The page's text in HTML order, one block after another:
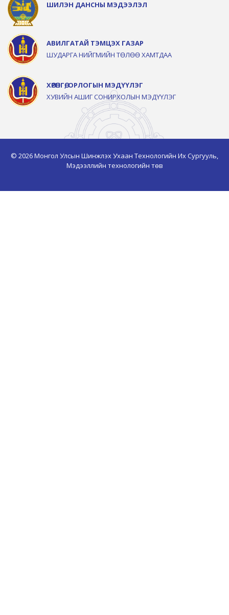
ШИЛЭН ДАНСНЫ МЭДЭЭЛЭЛ
АВИЛГАТАЙ ТЭМЦЭХ ГАЗАР
ШУДАРГА НИЙГМИЙН ТӨЛӨӨ ХАМТДАА
ХӨРӨНГӨ, ОРЛОГЫН МЭДҮҮЛЭГ
ХУВИЙН АШИГ СОНИРХОЛЫН МЭДҮҮЛЭГ
© 2026 Монгол Улсын Шинжлэх Ухаан Технологийн Их Сургууль,
Мэдээллийн технологийн төв